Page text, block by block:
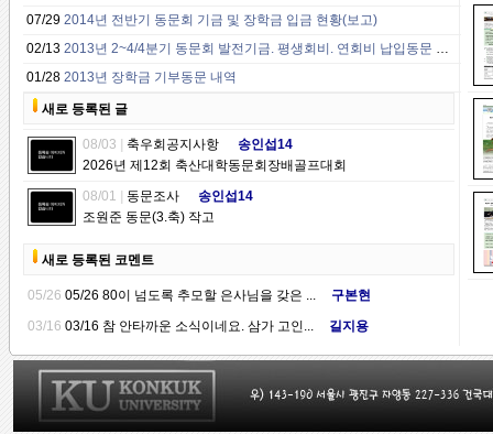
07/29 2014년 전반기 동문회 기금 및 장학금 입금 현황(보고)
02/13 2013년 2~4/4분기 동문회 발전기금. 평생회비. 연회비 납입동문 현황
01/28 2013년 장학금 기부동문 내역
새로 등록된 글
08/03 축우회공지사항
송인섭14
2026년 제12회 축산대학동문회장배골프대회
08/01
동문조사
송인섭14
조원준 동문(3.축) 작고
새로 등록된 코멘트
05/26 05/26 80이 넘도록 추모할 은사님을 갖은 ...
구본현
03/16 03/16 참 안타까운 소식이네요. 삼가 고인... 길지용